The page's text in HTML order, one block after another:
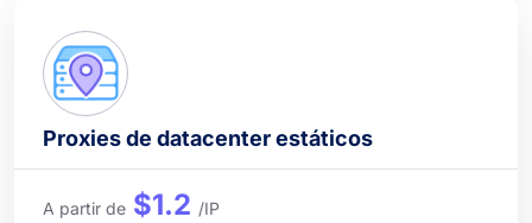
Proxies de datacenter estáticos
A partir de $1.2 /IP